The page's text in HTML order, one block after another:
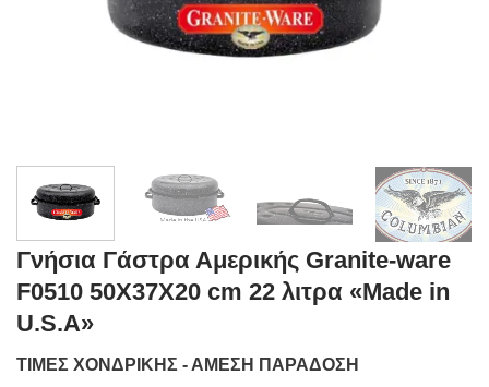
Γνήσια Γάστρα Αμερικής Granite-ware
F0510 50Χ37Χ20 cm 22 λιτρα «Made in
U.S.A»
ΤΙΜΕΣ ΧΟΝΔΡΙΚΗΣ - ΑΜΕΣΗ ΠΑΡΑΔΟΣΗ